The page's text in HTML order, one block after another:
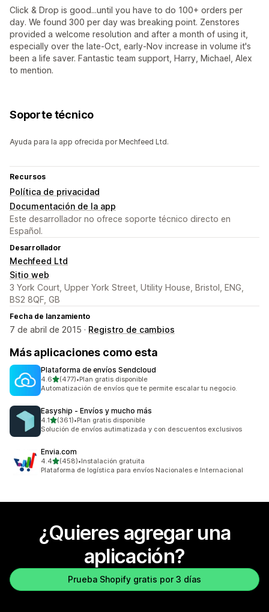
Click & Drop is good...until you have to do 100+ orders per
day. We found 300 per day was breaking point. Zenstores
provided a welcome resolution and after a month of using it,
especially over the late-Oct, early-Nov increase in volume it's
been a life saver. Fantastic team support, Harry, Michael, Alex
to mention.
Soporte técnico
Ayuda para la app ofrecida por Mechfeed Ltd.
Recursos
Política de privacidad
Documentación de la app
Este desarrollador no ofrece soporte técnico directo en
Español.
Desarrollador
Mechfeed Ltd
Sitio web
3 York Court, Upper York Street, Utility House, Bristol, ENG,
BS2 8QF, GB
Fecha de lanzamiento
7 de abril de 2015 · Registro de cambios
Más aplicaciones como esta
Plataforma de envíos Sendcloud
4.6de 5 estrellas
(477)
477 reseñas en total
•Plan gratis disponible
Automatización de envíos que te permite escalar tu negocio.
Easyship ‑ Envíos y mucho más
4.1de 5 estrellas
(361)
361 reseñas en total
•Plan gratis disponible
Solución de envíos autimatizada y con descuentos exclusivos
Envia.com
4.4de 5 estrellas
(458)
458 reseñas en total
•Instalación gratuita
Plataforma de logística para envíos Nacionales e Internacional
¿Quieres agregar una
aplicación?
Prueba Shopify gratis por 3 días